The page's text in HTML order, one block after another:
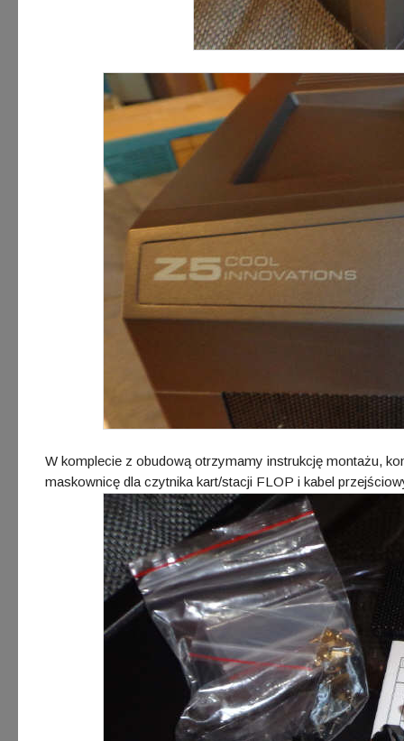
W komplecie z obudową otrzymamy instrukcję montażu,
maskownicę dla czytnika kart/stacji FLOP i kabel